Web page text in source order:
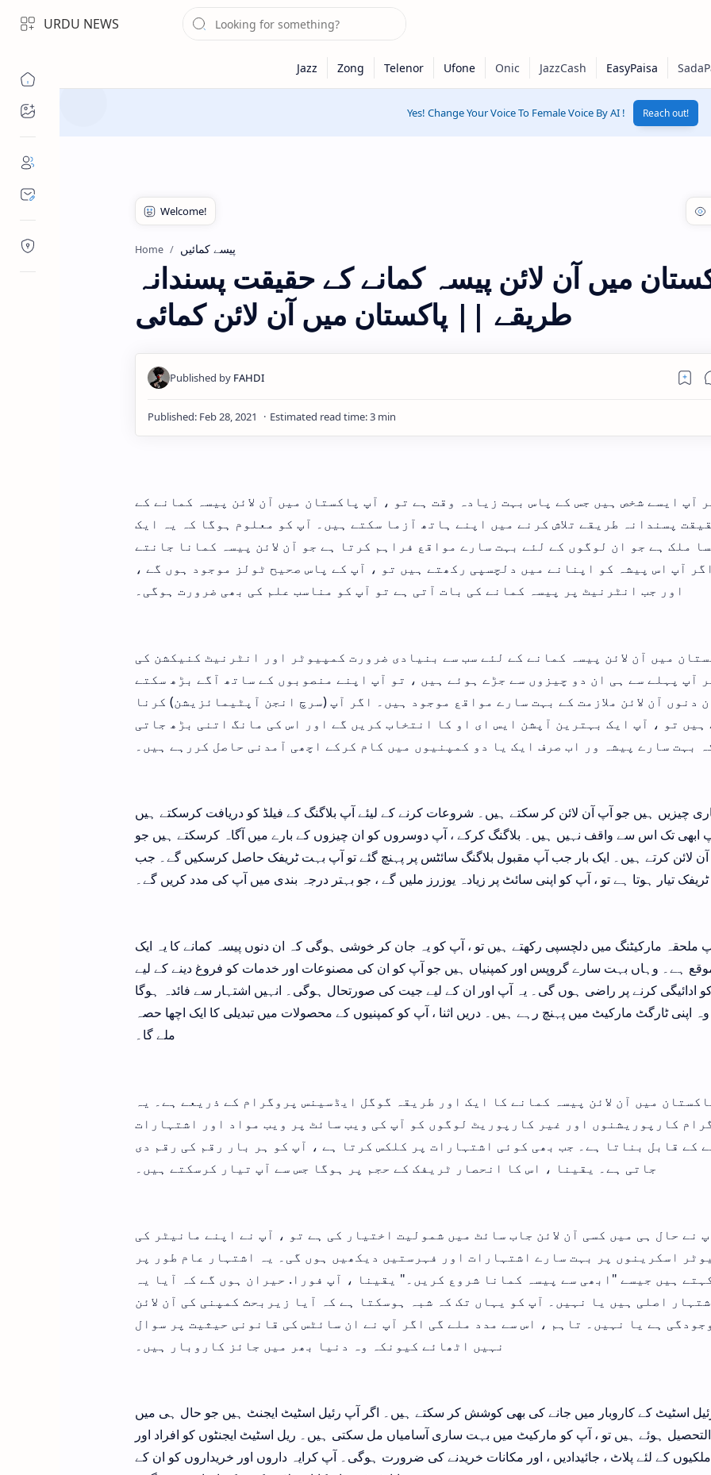
URDU NEWS
Yes! Change Your Voice To Female Voice By AI ! Reach out!
Home پیسے کمائیں
میں آن لائن پیسہ کمانے کے حقیقت پسندانہ
طریقے || پاکستان میں آن لائن کمائی
آپ ایسے شخص ہیں جس کے پاس بہت زیادہ وقت ہے تو ، آپ پاکستان میں آن لائن پیسہ کمانے کے
پسندانہ طریقے تلاش کرنے میں اپنے ہاتھ آزما سکتے ہیں۔ آپ کو معلوم ہوگا کہ یہ ایک
ملک ہے جو ان لوگوں کے لئے بہت سارے مواقع فراہم کرتا ہے جو آن لائن پیسہ کمانا جانتے
آپ اس پیشہ کو اپنانے میں دلچسپی رکھتے ہیں تو ، آپ کے پاس صحیح ٹولز موجود ہوں گے ،
اور جب انٹرنیٹ پر پیسہ کمانے کی بات آتی ہے تو آپ کو مناسب علم کی بھی ضرورت ہوگی۔
میں آن لائن پیسہ کمانے کے لئے سب سے بنیادی ضرورت کمپیوٹر اور انٹرنیٹ کنیکشن کی
آپ پہلے سے ہی ان دو چیزوں سے جڑے ہوئے ہیں ، تو آپ اپنے منصوبوں کے ساتھ آگے بڑھ سکتے
دنوں آن لائن ملازمت کے بہت سارے مواقع موجود ہیں۔ اگر آپ (سرچ انجن آپٹیمائزیشن) کرنا
ہیں تو ، آپ ایک بہترین آپشن ایس ای او کا انتخاب کریں گے اور اس کی مانگ اتنی بڑھ جاتی
بہت سارے پیشہ ور اب صرف ایک یا دو کمپنیوں میں کام کرکے اچھی آمدنی حاصل کررہے ہیں۔
چیزیں ہیں جو آپ آن لائن کر سکتے ہیں۔ شروعات کرنے کے لیئے آپ بلاگنگ کے فیلڈ کو دریافت کرسکتے ہیں
ابھی تک اس سے واقف نہیں ہیں۔ بلاگنگ کرکے ، آپ دوسروں کو ان چیزوں کے بارے میں آگاہ کرسکتے ہیں جو
لائن کرتے ہیں۔ ایک بار جب آپ مقبول بلاگنگ سائٹس پر پہنچ گئے تو آپ بہت ٹریفک حاصل کرسکیں گے۔ جب
ٹریفک تیار ہوتا ہے تو ، آپ کو اپنی سائٹ پر زیادہ یوزرز ملیں گے ، جو بہتر درجہ بندی میں آپ کی مدد کریں گے۔
ملحقہ مارکیٹنگ میں دلچسپی رکھتے ہیں تو ، آپ کو یہ جان کر خوشی ہوگی کہ ان دنوں پیسہ کمانے کا یہ ایک
ہے۔ وہاں بہت سارے گروپس اور کمپنیاں ہیں جو آپ کو ان کی مصنوعات اور خدمات کو فروغ دینے کے لیے
ادائیگی کرنے پر راضی ہوں گی۔ یہ آپ اور ان کے لیے جیت کی صورتحال ہوگی۔ انہیں اشتہار سے فائدہ ہوگا
وہ اپنی ٹارگٹ مارکیٹ میں پہنچ رہے ہیں۔ دریں اثنا ، آپ کو کمپنیوں کے محصولات میں تبدیلی کا ایک اچھا حصہ
ملے گا۔
میں آن لائن پیسہ کمانے کا ایک اور طریقہ گوگل ایڈسینس پروگرام کے ذریعے ہے۔ یہ
کارپوریشنوں اور غیر کارپوریٹ لوگوں کو آپ کی ویب سائٹ پر ویب مواد اور اشتہارات
کے قابل بناتا ہے۔ جب بھی کوئی اشتہارات پر کلکس کرتا ہے ، آپ کو ہر بار رقم کی رقم دی
جاتی ہے۔ یقینا ، اس کا انحصار ٹریفک کے حجم پر ہوگا جس سے آپ تیار کرسکتے ہیں۔
نے حال ہی میں کسی آن لائن جاب سائٹ میں شمولیت اختیار کی ہے تو ، آپ نے اپنے مانیٹر کی
اسکرینوں پر بہت سارے اشتہارات اور فہرستیں دیکھیں ہوں گی۔ یہ اشتہار عام طور پر
ہیں جیسے "ابھی سے پیسہ کمانا شروع کریں۔" یقینا ، آپ فورا. حیران ہوں گے کہ آیا یہ
اصلی ہیں یا نہیں۔ آپ کو یہاں تک کہ شبہ ہوسکتا ہے کہ آیا زیربحث کمپنی کی آن لائن
ہے یا نہیں۔ تاہم ، اس سے مدد ملے گی اگر آپ نے ان سائٹس کی قانونی حیثیت پر سوال
نہیں اٹھائے کیونکہ وہ دنیا بھر میں جائز کاروبار ہیں۔
اسٹیٹ کے کاروبار میں جانے کی بھی کوشش کر سکتے ہیں۔ اگر آپ رئیل اسٹیٹ ایجنٹ ہیں جو حال ہی میں
ہوئے ہیں تو ، آپ کو مارکیٹ میں بہت ساری آسامیاں مل سکتی ہیں۔ ریل اسٹیٹ ایجنٹوں کو افراد اور
کے لئے پلاٹ ، جائیدادیں ، اور مکانات خریدنے کی ضرورت ہوگی۔ آپ کرایہ داروں اور خریداروں کو ان کے